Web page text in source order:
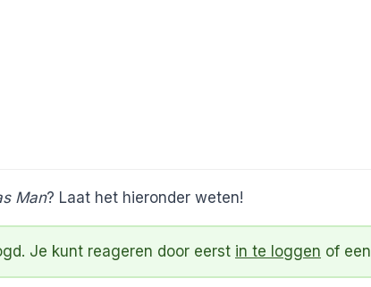
Man? Laat het hieronder weten!
Je kunt reageren door eerst in te loggen of een